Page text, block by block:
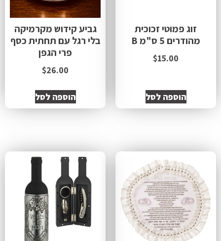
זוג פמוטי זכוכית
מהודרים 5 ס"מ B
$15.00
הוספה לסל
גביע קידוש מקרמיקה
בלי רגל עם תחתית כסף
פרי הגפן
$26.00
הוספה לסל